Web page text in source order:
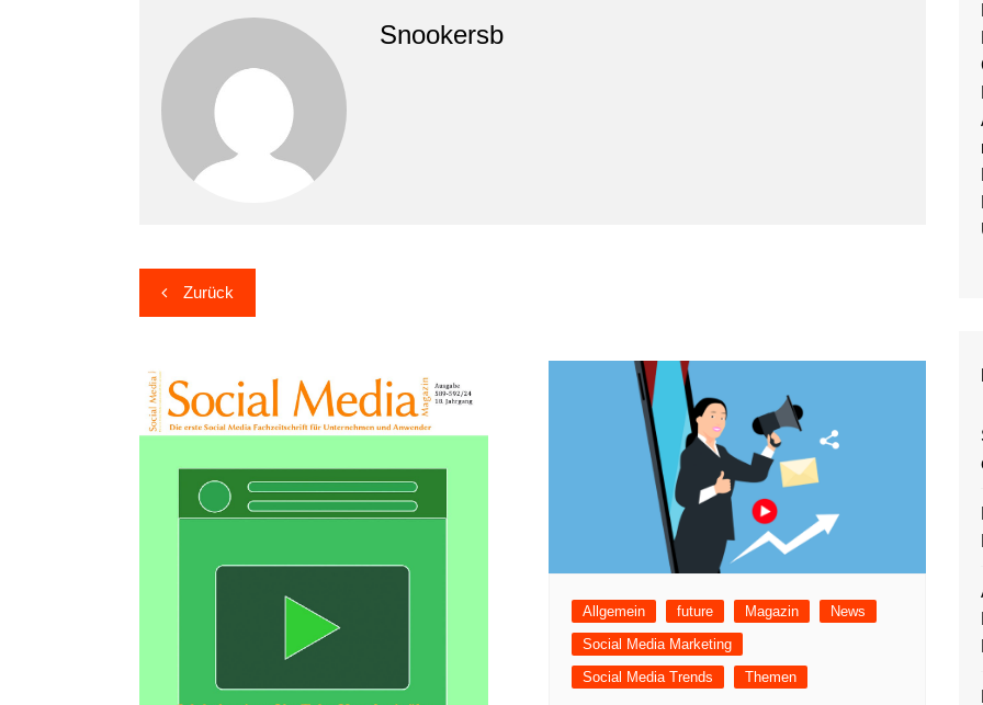
Snookersb
Beitragsnavigation
Zurück
Allgemein future Magazin
News
Social Media Marketing
Social Media Trends
Themen